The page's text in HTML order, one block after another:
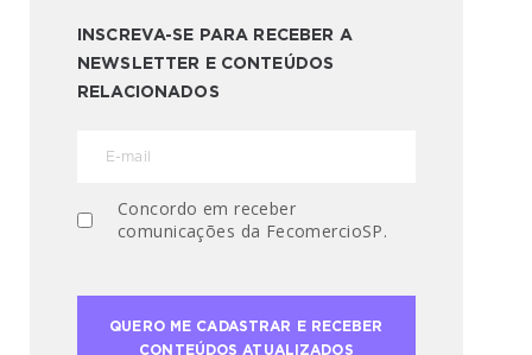
INSCREVA-SE PARA RECEBER A
NEWSLETTER E CONTEÚDOS
RELACIONADOS
Concordo em receber
comunicações da FecomercioSP.